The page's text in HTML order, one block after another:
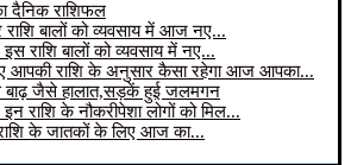
राशिफल
बालों को व्यवसाय में आज नए...
राशि बालों को व्यवसाय में नए...
आपकी राशि के अनुसार कैसा रहेगा आज आपका...
बाढ़ जैसे हालात,सड़कें हुई जलमगन
के नौकरीपेशा लोगों को मिल...
के जातकों के लिए आज का...